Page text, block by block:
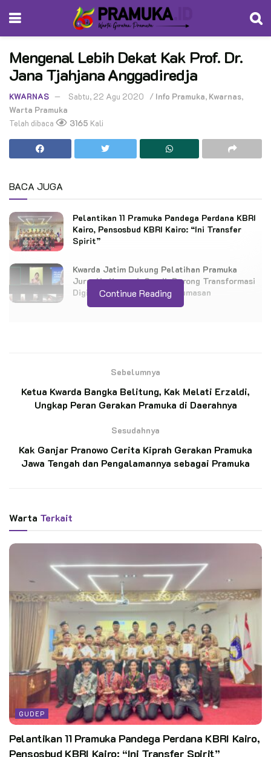
Mengenal Lebih Dekat Kak Prof. Dr.
Jana Tjahjana Anggadiredja
KWARNAS Sabtu, 22 Agu 2020 / Info Pramuka, Kwarnas,
Warta Pramuka
Telah dibaca
3165 Kali
BACA JUGA
Pelantikan 11 Pramuka Pandega Perdana KBRI
Kairo, Pensosbud KBRI Kairo: “Ini Transfer
Spirit”
Kwarda Jatim Dukung Pelatihan Pramuka
Jurnalis Kwarcab Gresik Dorong Transformasi
Digital dan Penguatan Kehumasan
Continue Reading
Sebelumnya
Ketua Kwarda Bangka Belitung, Kak Melati Erzaldi,
Ungkap Peran Gerakan Pramuka di Daerahnya
Sesudahnya
Kak Ganjar Pranowo Cerita Kiprah Gerakan Pramuka
Jawa Tengah dan Pengalamannya sebagai Pramuka
Warta Terkait
GUDEP
Pelantikan 11 Pramuka Pandega Perdana KBRI Kairo,
Pensosbud KBRI Kairo: “Ini Transfer Spirit”